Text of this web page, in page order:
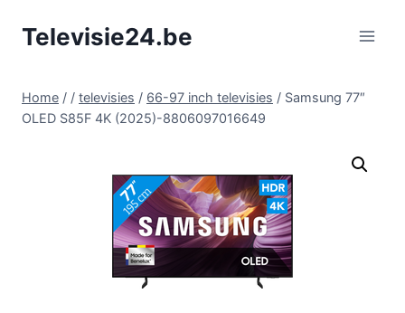
naarTelevisie24.be
Home / / televisies / 66-97 inch televisies / Samsung 77″
OLED S85F 4K (2025)-8806097016649